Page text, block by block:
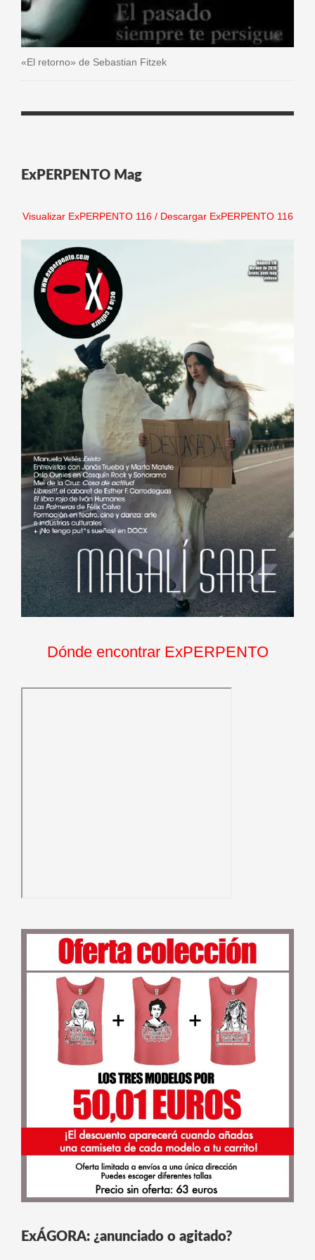
«El retorno» de Sebastian Fitzek
ExPERPENTO Mag
Visualizar ExPERPENTO 116/ Descargar ExPERPENTO 116
Dónde encontrar ExPERPENTO
ExÁGORA: ¿anunciado o agitado?